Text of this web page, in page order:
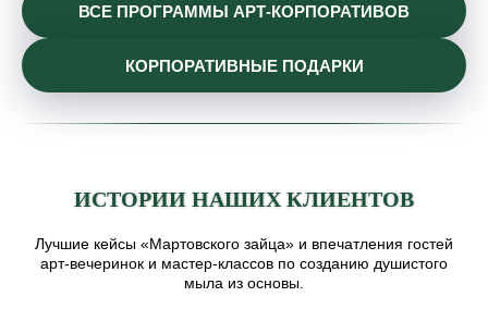
ВСЕ ПРОГРАММЫ АРТ-КОРПОРАТИВОВ
КОРПОРАТИВНЫЕ ПОДАРКИ
ИСТОРИИ НАШИХ КЛИЕНТОВ
Лучшие кейсы «Мартовского зайца» и впечатления гостей
арт-вечеринок и мастер-классов по созданию душистого
мыла из основы.